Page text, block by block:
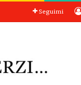
Seguimi